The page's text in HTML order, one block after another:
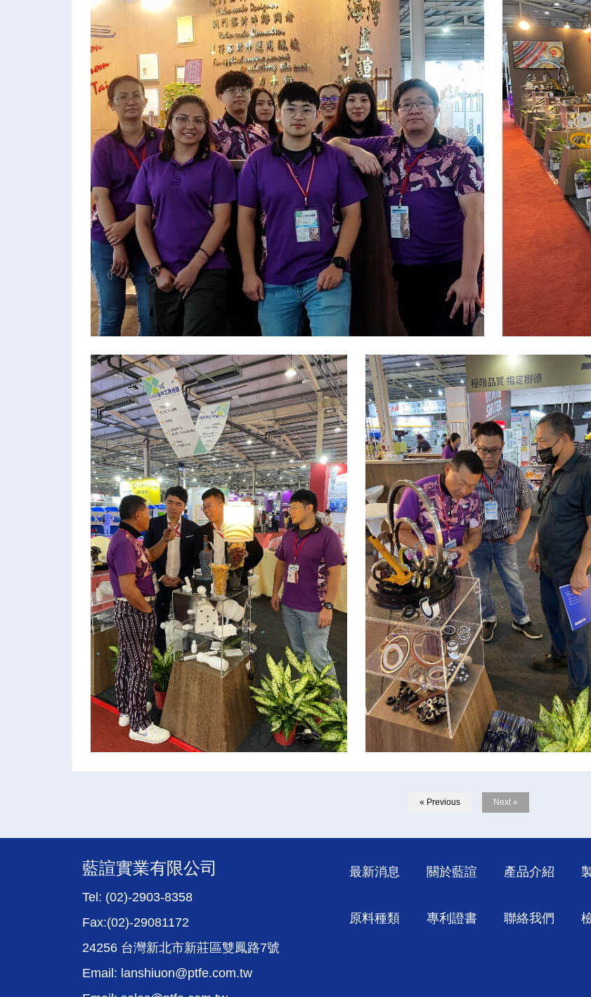
« Previous Next »
藍諠實業有限公司
Tel: (02)-2903-8358
Fax:(02)-29081172
24256 台灣新北市新莊區雙鳳路7號
Email: lanshiuon@ptfe.com.tw
最新消息 關於藍諠 產品介紹
原料種類 專利證書 聯絡我們